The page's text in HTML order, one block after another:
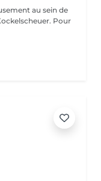
au sein de
Pour